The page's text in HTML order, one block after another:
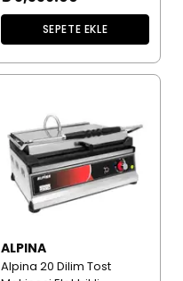
SEPETE EKLE
ALPINA
Alpina 20 Dilim Tost